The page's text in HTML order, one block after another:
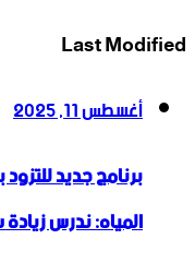
Last Modified
أغسطس 11, 2025
برنامج جديد
المياه: ندرس